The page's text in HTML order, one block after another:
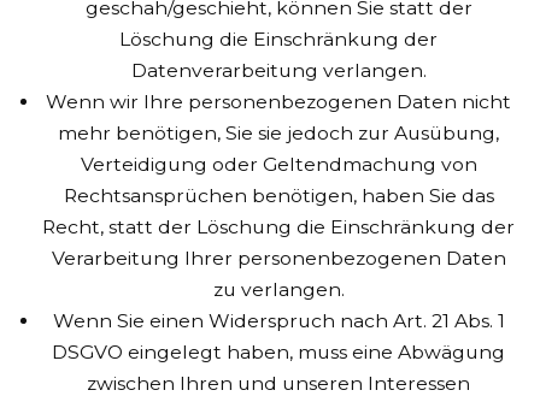
geschah/geschieht, können Sie statt der
Löschung die Einschränkung der
Datenverarbeitung verlangen.
Wenn wir Ihre personenbezogenen Daten nicht
mehr benötigen, Sie sie jedoch zur Ausübung,
Verteidigung oder Geltendmachung von
Rechtsansprüchen benötigen, haben Sie das
Recht, statt der Löschung die Einschränkung der
Verarbeitung Ihrer personenbezogenen Daten
zu verlangen.
Wenn Sie einen Widerspruch nach Art. 21 Abs. 1
DSGVO eingelegt haben, muss eine Abwägung
zwischen Ihren und unseren Interessen